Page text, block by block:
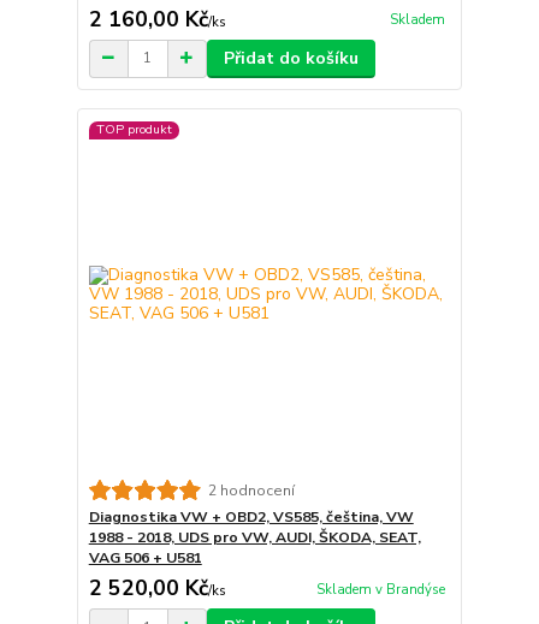
2 160,00 Kč/ks Skladem
Přidat do košíku
TOP produkt
2 hodnocení
Diagnostika VW + OBD2, VS585, čeština, VW
1988 - 2018, UDS pro VW, AUDI, ŠKODA, SEAT,
VAG 506 + U581
2 520,00 Kč/ks Skladem v Brandýse